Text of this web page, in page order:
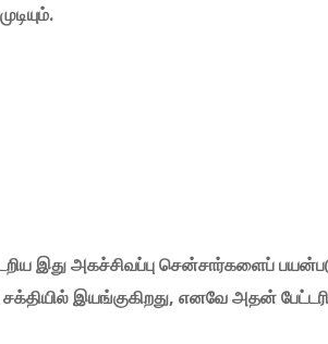
முடியும்.
இதுஅகச்சிவப்புசென்சார்களைப்
சக்தியில்இயங்குகிறது, எனவேஅதன்